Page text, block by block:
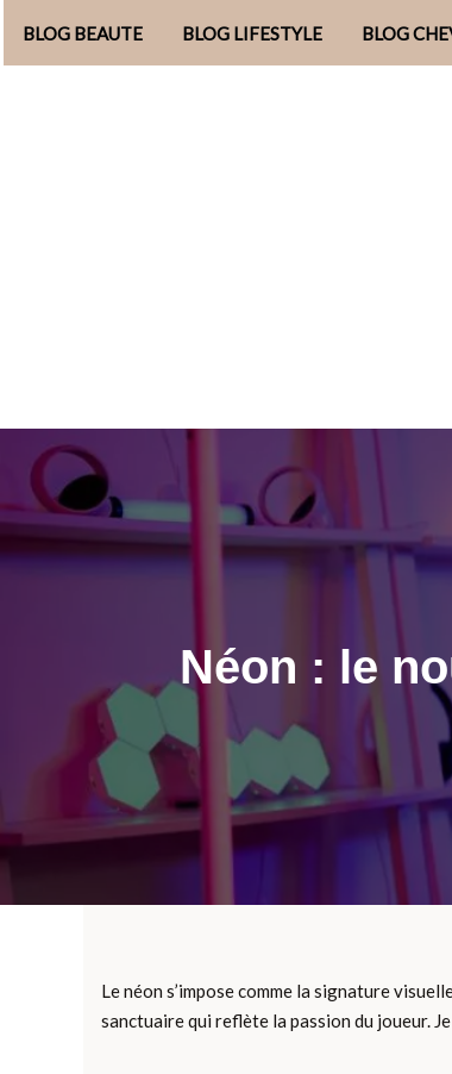
Aller
BLOG BEAUTE BLOG LIFESTYLE BLOG
Néon : le
Le néon s’impose comme la signature
sanctuaire qui reflète la passion du joueur.